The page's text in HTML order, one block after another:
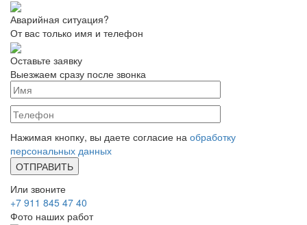
Аварийная ситуация?
От вас только имя и телефон
Оставьте заявку
Выезжаем сразу после звонка
Нажимая кнопку, вы даете согласие на обработку
персональных данных
Или звоните
+7 911 845 47 40
Фото наших работ